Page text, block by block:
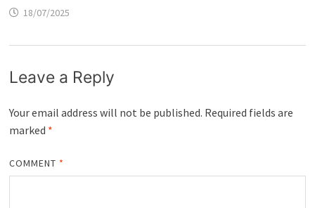
18/07/2025
Leave a Reply
Your email address will not be published. Required fields are
marked *
COMMENT *